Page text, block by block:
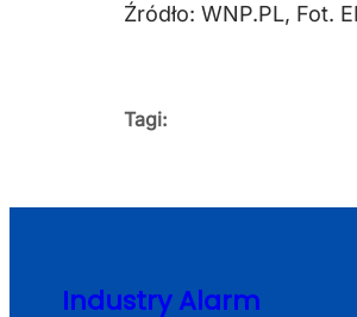
Źródło: WNP.PL, Fot.
Tagi:
Industry Alarm